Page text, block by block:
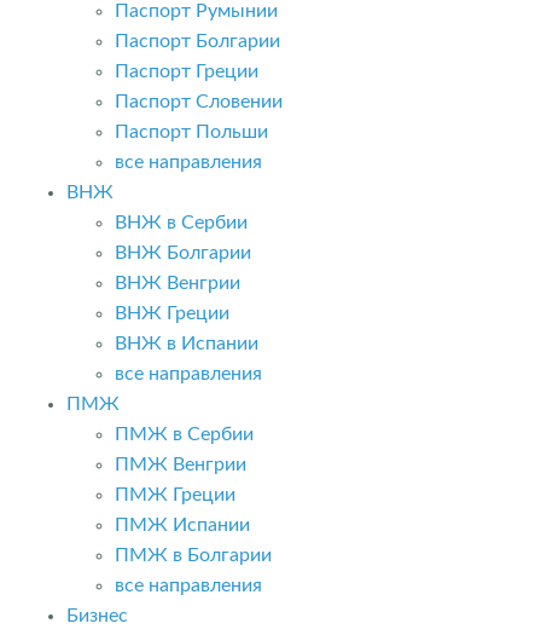
Паспорт Румынии
Паспорт Болгарии
Паспорт Греции
Паспорт Словении
Паспорт Польши
все направления
ВНЖ
ВНЖ в Сербии
ВНЖ Болгарии
ВНЖ Венгрии
ВНЖ Греции
ВНЖ в Испании
все направления
ПМЖ
ПМЖ в Сербии
ПМЖ Венгрии
ПМЖ Греции
ПМЖ Испании
ПМЖ в Болгарии
все направления
Бизнес